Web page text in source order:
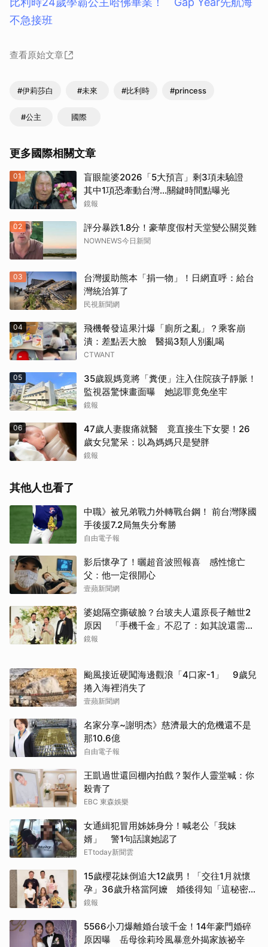
不急接班
查看原始文章
#伊莉莎白 #未來 #比利時 #princess
#公主 國際
更多國際相關文章
01
盲眼龍婆2026「5大預言」剩3項未驗證
其中1項恐牽動台灣...關鍵時間點曝光
鏡報
02 評分暴跌1.8分！豪華度假村天堂變公關災難
NOWNEWS今日新聞
03
台灣援助熊本「捐一物」！日網直呼：給台
灣統治算了
民視新聞網
04
飛機餐發這果汁爆「廁所之亂」？乘客崩
潰：差點丟大臉 醫揭3類人別亂喝
CTWANT
05
35歲親媽竟將「糞便」注入住院孩子靜脈！
監視器驚悚畫面曝 她認罪竟免坐牢
鏡報
06
47歲人妻腹痛就醫 竟直接生下女嬰！26
歲女兒驚呆：以為媽媽只是變胖
鏡報
其他人也看了
中職》被兄弟戰力外轉戰台鋼！ 前台灣隊國
手後援7.2局無失分奪勝
自由電子報
影后懷孕了！曬超音波照報喜 感性憶亡
父：他一定很開心
壹蘋新聞網
婆媳隔空撕破臉？台玻夫人還原長子離世2
原因 「手機千金」不忍了：如其說還需要
離開嗎？
鏡報
颱風接近硬闖海邊觀浪「4口家-1」 9歲兒
捲入海裡消失了
壹蘋新聞網
名家分享~謝明杰》慈濟最大的危機還不是
那10.6億
自由電子報
王凱過世還回棚內拍戲？製作人靈堂喊：你
殺青了
EBC 東森娛樂
女通緝犯冒用姊姊身分！喊老公「我妹
婿」 警1句話讓她認了
ETtoday新聞雲
15歲櫻花妹倒追大12歲男！「交往1月就懷
孕」36歲升格當阿嬤 婚後得知「這秘密」
傻眼了
鏡報
5566小刀爆離婚台玻千金！14年豪門婚碎
原因曝 岳母徐莉玲風暴意外揭家族祕辛